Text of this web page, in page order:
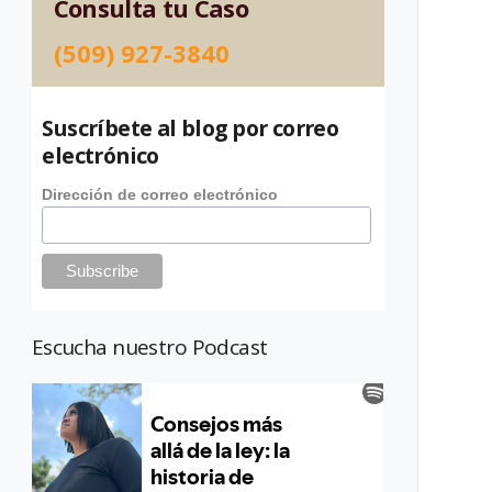
Consulta tu Caso
(509) 927-3840
Suscríbete al blog por correo
electrónico
Dirección de correo electrónico
Escucha nuestro Podcast